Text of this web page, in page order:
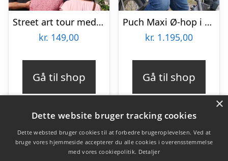
Street art tour med Aalborg Tours
kr. 149,00
Gå til shop
Puch Maxi Ø-hop i Limfjorden med Maxitours
kr. 1.195,00
Gå til shop
Varekategorier
×
Dette website bruger tracking cookies
Dette websted bruger cookies til at forbedre brugeroplevelsen. Ved at
bruge vores hjemmeside accepterer du alle cookies i overensstemmelse
med vores cookiepolitik. Detaljer